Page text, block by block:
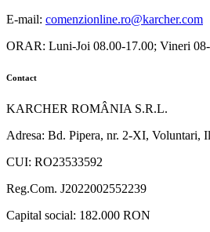
E-mail: comenzionline.ro@karcher.com
ORAR: Luni-Joi 08.00-17.00; Vineri
Contact
KARCHER ROMÂNIA S.R.L.
Adresa: Bd. Pipera, nr. 2-XI, Voluntari,
CUI: RO23533592
Reg.Com. J2022002552239
Capital social: 182.000 RON